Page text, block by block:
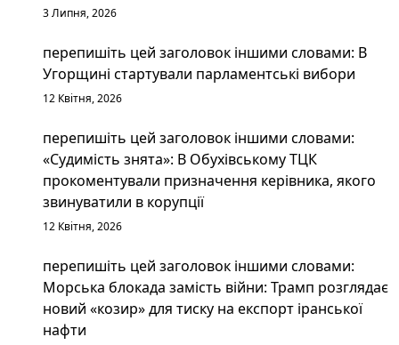
3 Липня, 2026
перепишіть цей заголовок іншими словами: В
Угорщині стартували парламентські вибори
12 Квітня, 2026
перепишіть цей заголовок іншими словами:
«Судимість знята»: В Обухівському ТЦК
прокоментували призначення керівника, якого
звинуватили в корупції
12 Квітня, 2026
перепишіть цей заголовок іншими словами:
Морська блокада замість війни: Трамп розглядає
новий «козир» для тиску на експорт іранської
нафти